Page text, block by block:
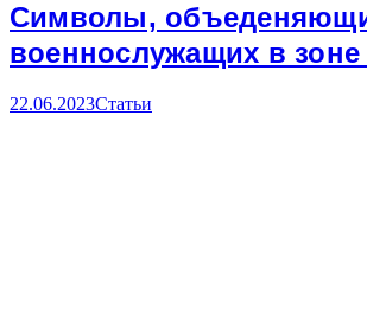
Символы,
военнослужащих в
22.06.2023Статьи